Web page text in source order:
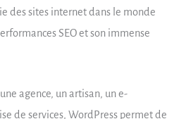
des sites internet dans le monde
SEO et son immense
agence, un artisan, un e-
de services, WordPress permet de